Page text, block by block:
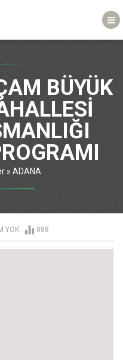
BÜYÜK
» ADANA
YOK 888